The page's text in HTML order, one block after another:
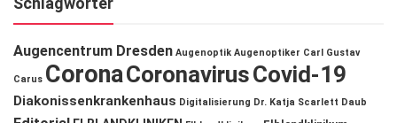
Augencentrum Dresden Augenoptik Augenoptiker Carl Gustav
Carus CoronaCoronavirusCovid-19
Diakonissenkrankenhaus Digitalisierung Dr. Katja Scarlett Daub